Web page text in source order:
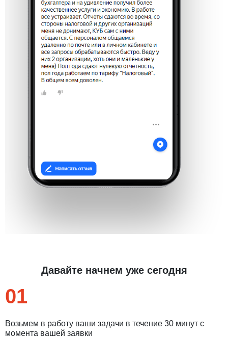
Давайте начнем уже сегодня
01
Возьмем в работу ваши задачи в течение 30 минут с
момента вашей заявки